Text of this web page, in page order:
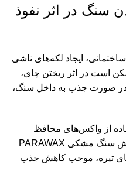
سنگ در اثر نفوذ
ایجاد لکه‌های ناشی
است در اثر ریختن چای،
و در صورت جذب به داخل سنگ،
از واکس‌های محافظ
می‌تواند بسیار مؤثر باشد. نانو پولیش سنگ مشکی PARAWAX
تیره، موجب کاهش جذب